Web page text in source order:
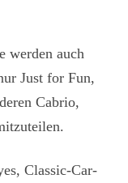
werden auch
Just for Fun,
Cabrio,
Classic-Car-